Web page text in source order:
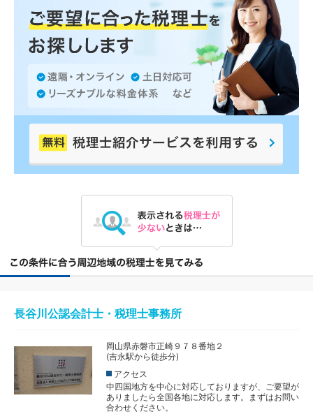
長谷川公認会計士・税理士事務所
岡山県赤磐市正崎９７８番地２
(吉永駅から徒歩分)
アクセス
中四国地方を中心に対応しておりますが、ご要望が
ありましたら全国各地に対応します。まずはお問い
合わせください。